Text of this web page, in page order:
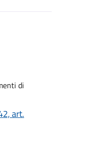
art.